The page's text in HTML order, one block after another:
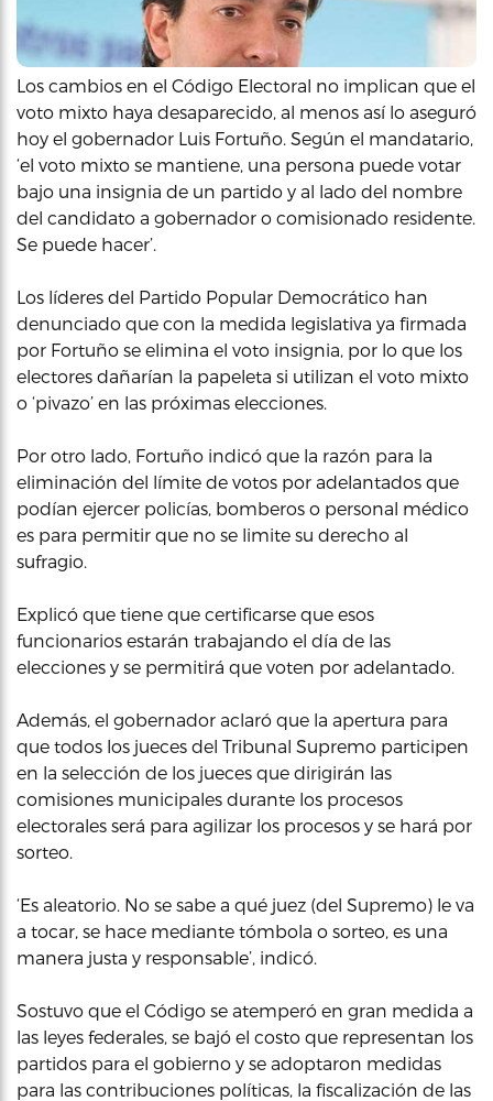
Los cambios en el Código Electoral no implican que el
voto mixto haya desaparecido, al menos así lo aseguró
hoy el gobernador Luis Fortuño. Según el mandatario,
‘el voto mixto se mantiene, una persona puede votar
bajo una insignia de un partido y al lado del nombre
del candidato a gobernador o comisionado residente.
Se puede hacer’.
Los líderes del Partido Popular Democrático han
denunciado que con la medida legislativa ya firmada
por Fortuño se elimina el voto insignia, por lo que los
electores dañarían la papeleta si utilizan el voto mixto
o ‘pivazo’ en las próximas elecciones.
Por otro lado, Fortuño indicó que la razón para la
eliminación del límite de votos por adelantados que
podían ejercer policías, bomberos o personal médico
es para permitir que no se limite su derecho al
sufragio.
Explicó que tiene que certificarse que esos
funcionarios estarán trabajando el día de las
elecciones y se permitirá que voten por adelantado.
Además, el gobernador aclaró que la apertura para
que todos los jueces del Tribunal Supremo participen
en la selección de los jueces que dirigirán las
comisiones municipales durante los procesos
electorales será para agilizar los procesos y se hará por
sorteo.
‘Es aleatorio. No se sabe a qué juez (del Supremo) le va
a tocar, se hace mediante tómbola o sorteo, es una
manera justa y responsable’, indicó.
Sostuvo que el Código se atemperó en gran medida a
las leyes federales, se bajó el costo que representan los
partidos para el gobierno y se adoptaron medidas
para las contribuciones políticas, la fiscalización de las